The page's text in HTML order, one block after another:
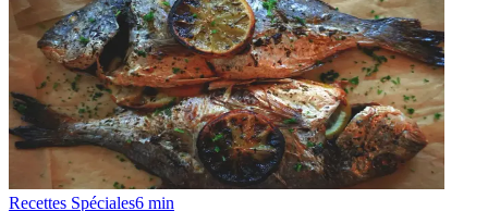
Recettes Spéciales6 min